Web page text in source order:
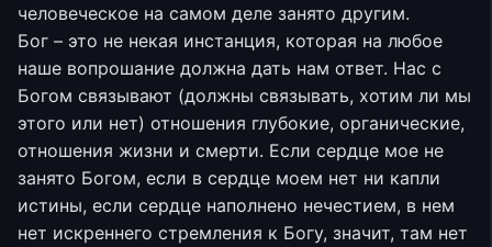
человеческое на самом деле занято другим.
Бог – это не некая инстанция, которая на любое
наше вопрошание должна дать нам ответ. Нас с
Богом связывают (должны связывать, хотим ли мы
этого или нет) отношения глубокие, органические,
отношения жизни и смерти. Если сердце мое не
занято Богом, если в сердце моем нет ни капли
истины, если сердце наполнено нечестием, в нем
нет искреннего стремления к Богу, значит, там нет